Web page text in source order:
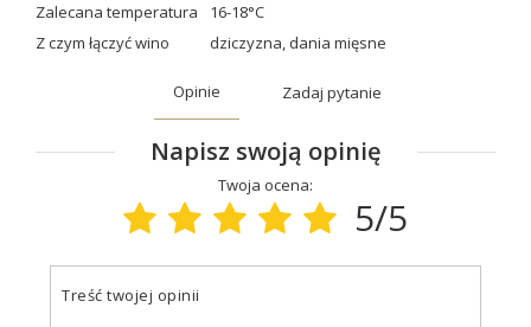
Zalecana temperatura
16-18°C
Z czym łączyć wino
dziczyzna, dania mięsne
Opinie Zadaj pytanie
Napisz swoją opinię
Twoja ocena:
5/5
Treść twojej opinii